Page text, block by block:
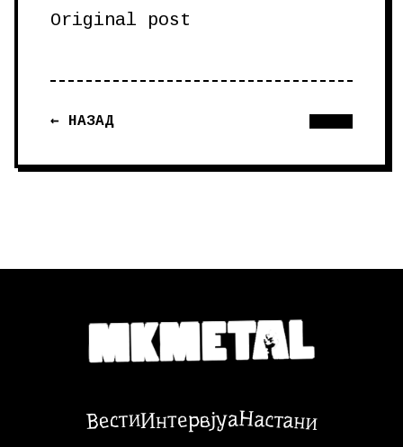
Original post
← НАЗАД
ВестиИнтервјуаНастани